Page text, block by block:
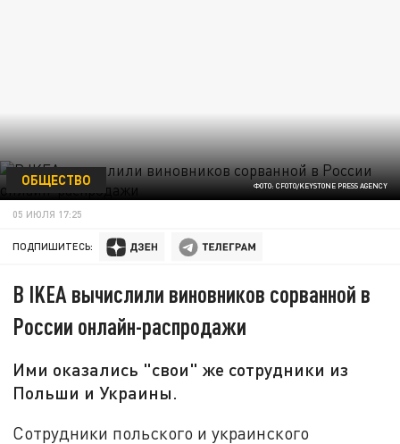
ФОТО: CFOTO/KEYSTONE PRESS AGENCY
ОБЩЕСТВО
05 ИЮЛЯ 17:25
ПОДПИШИТЕСЬ:
В IKEA вычислили виновников сорванной в
России онлайн-распродажи
Ими оказались "свои" же сотрудники из
Польши и Украины.
Сотрудники польского и украинского